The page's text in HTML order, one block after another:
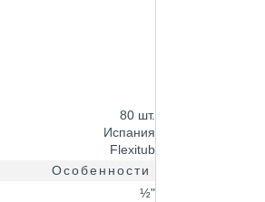
80 шт.
Испания
Flexitub
Особенности
½"